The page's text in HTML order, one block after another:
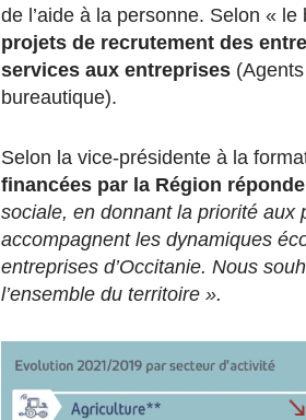
de l’aide à la personne. Selon «
projets de recrutement des
services aux entreprises
bureautique).
Selon la vice-présidente à la
financées par la Région
sociale, en donnant la priorité aux
accompagnent les dynamiques
entreprises d’Occitanie. Nous
l’ensemble du territoire ».